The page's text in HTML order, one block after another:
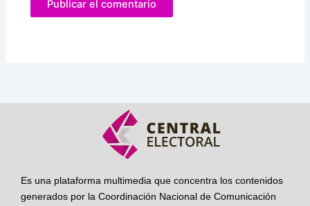
Es una plataforma multimedia que concentra los contenidos
generados por la Coordinación Nacional de Comunicación